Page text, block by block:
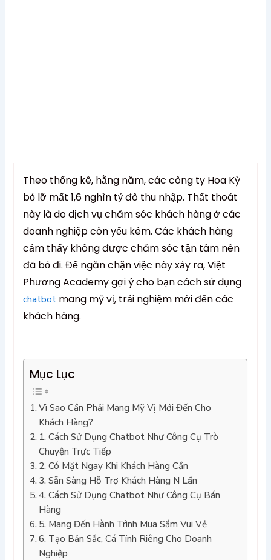
Theo thống kê, hằng năm, các công ty Hoa Kỳ
bỏ lỡ mất 1,6 nghìn tỷ đô thu nhập. Thất thoát
này là do dịch vụ chăm sóc khách hàng ở các
doanh nghiệp còn yếu kém. Các khách hàng
cảm thấy không được chăm sóc tận tâm nên
đã bỏ đi. Để ngăn chặn việc này xảy ra, Việt
Phương Academy gợi ý cho bạn cách sử dụng
chatbot mang mỹ vị, trải nghiệm mới đến các
khách hàng.
Mục Lục
Vì Sao Cần Phải Mang Mỹ Vị Mới Đến Cho
Khách Hàng?
1. Cách Sử Dụng Chatbot Như Công Cụ Trò
Chuyện Trực Tiếp
2. Có Mặt Ngay Khi Khách Hàng Cần
3. Sẵn Sàng Hỗ Trợ Khách Hàng N Lần
4. Cách Sử Dụng Chatbot Như Công Cụ Bán
Hàng
5. Mang Đến Hành Trình Mua Sắm Vui Vẻ
6. Tạo Bản Sắc, Cá Tính Riêng Cho Doanh
Nghiệp